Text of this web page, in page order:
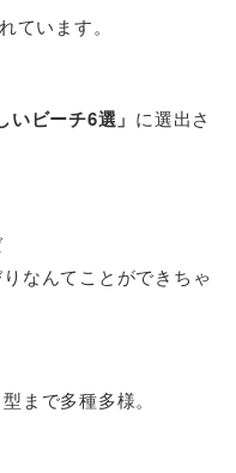
ています。
いビーチ6選」 に選出さ
なんてことができちゃ
まで多種多様。